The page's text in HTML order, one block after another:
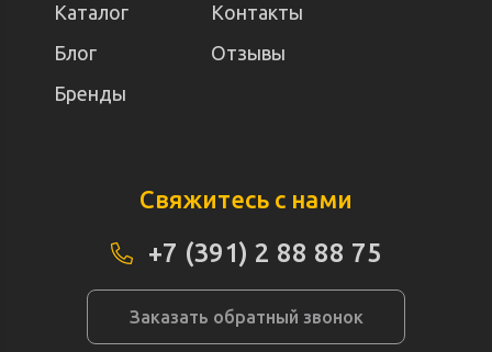
Каталог
Контакты
Блог
Отзывы
Бренды
Свяжитесь с нами
+7 (391) 2 88 88 75
Заказать обратный звонок